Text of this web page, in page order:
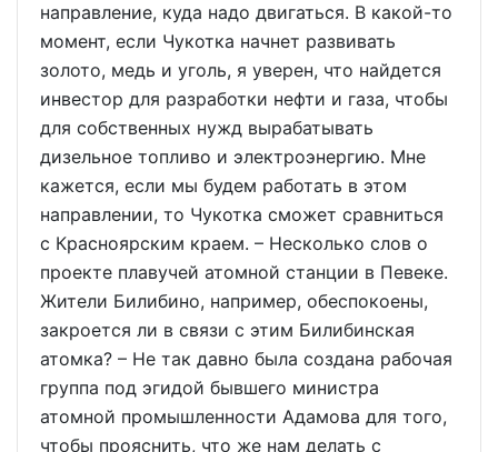
направление, куда надо двигаться. В какой-то
момент, если Чукотка начнет развивать
золото, медь и уголь, я уверен, что найдется
инвестор для разработки нефти и газа, чтобы
для собственных нужд вырабатывать
дизельное топливо и электроэнергию. Мне
кажется, если мы будем работать в этом
направлении, то Чукотка сможет сравниться
с Красноярским краем. – Несколько слов о
проекте плавучей атомной станции в Певеке.
Жители Билибино, например, обеспокоены,
закроется ли в связи с этим Билибинская
атомка? – Не так давно была создана рабочая
группа под эгидой бывшего министра
атомной промышленности Адамова для того,
чтобы прояснить, что же нам делать с